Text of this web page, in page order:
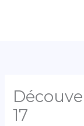
17